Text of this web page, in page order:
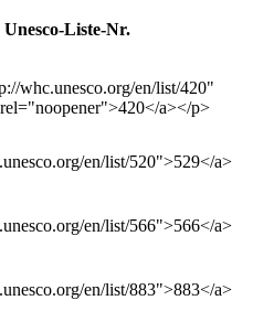
Unesco-Liste-Nr.
whc.unesco.org/en/list/420"
a></p>
en/list/520">529</a>
en/list/566">566</a>
en/list/883">883</a>